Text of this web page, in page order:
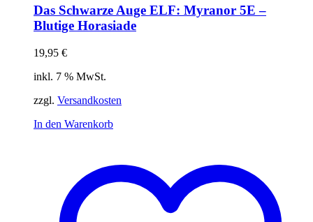
Das Schwarze Auge ELF: Myranor 5E –
Blutige Horasiade
19,95 €
inkl. 7 % MwSt.
zzgl. Versandkosten
In den Warenkorb